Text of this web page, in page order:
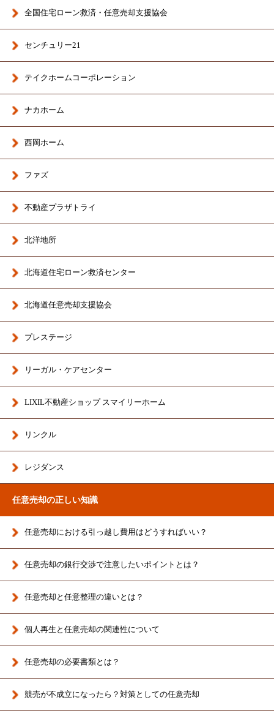
全国住宅ローン救済・任意売却支援協会
センチュリー21
テイクホームコーポレーション
ナカホーム
西岡ホーム
ファズ
不動産プラザトライ
北洋地所
北海道住宅ローン救済センター
北海道任意売却支援協会
プレステージ
リーガル・ケアセンター
LIXIL不動産ショップ スマイリーホーム
リンクル
レジダンス
任意売却の正しい知識
任意売却における引っ越し費用はどうすればいい？
任意売却の銀行交渉で注意したいポイントとは？
任意売却と任意整理の違いとは？
個人再生と任意売却の関連性について
任意売却の必要書類とは？
競売が不成立になったら？対策としての任意売却